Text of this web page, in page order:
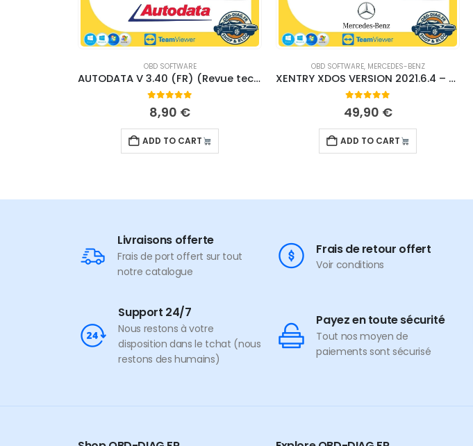
OBD SOFTWARE
AUTODATA V 3.40 (FR) (Revue technique) – Installation facile & à distance
0out of 5
8,90 €
ADD TO CART
OBD SOFTWARE, MERCEDES-BENZ
XENTRY XDOS VERSION 2021.6.4 – DOWNLOAD
out of 5
49,90 €
ADD TO CART
Livraisons offerte
Frais de port offert sur tout
notre catalogue
Frais de retour offert
Voir conditions
Support 24/7
Nous restons à votre
disposition dans le tchat (nous
restons des humains)
Payez en toute sécurité
Tout nos moyen de
paiements sont sécurisé